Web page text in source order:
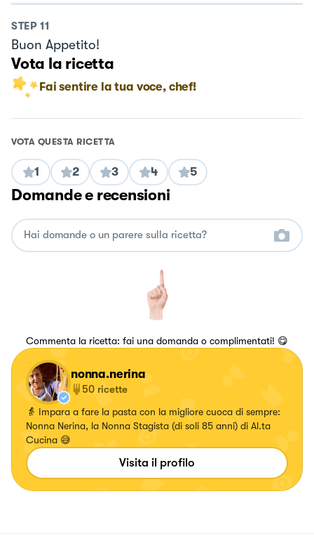
STEP 11
Buon Appetito!
Vota la ricetta
Fai sentire la tua voce, chef!
VOTA QUESTA RICETTA
1 2 3 4 5
Domande e recensioni
Commenta la ricetta: fai una domanda o complimentati! 😋
nonna.nerina
50 ricette
👵 Impara a fare la pasta con la migliore cuoca di sempre:
Nonna Nerina, la Nonna Stagista (di soli 85 anni) di Al.ta
Cucina 😅
Visita il profilo